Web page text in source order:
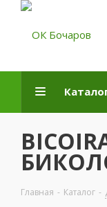
Главная - Каталог -